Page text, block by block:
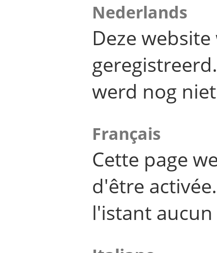
Nederlands
Deze
werd nog
Français
Cette page
d'être
l'istant